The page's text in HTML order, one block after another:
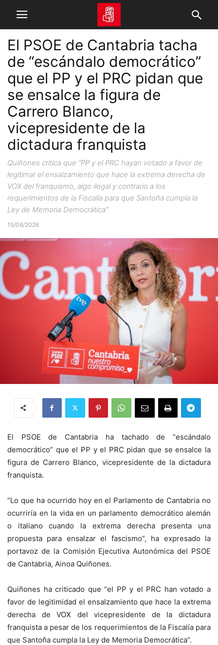
El PSOE de Cantabria tacha
de “escándalo democrático”
que el PP y el PRC pidan que
se ensalce la figura de
Carrero Blanco,
vicepresidente de la
dictadura franquista
Quiñones critica que “PP y el PRC hayan votado a favor de
legitimar el ensalzamiento que hace la extrema derecha de
VOX del franquismo, algo ilegal y contrario a los
requerimientos de la Fiscalía para que Santoña cumpla la
Ley de Memoria Democrática”
15/06/2026
El PSOE de Cantabria ha tachado de “escándalo
democrático” que el PP y el PRC pidan que se ensalce la
figura de Carrero Blanco, vicepresidente de la dictadura
franquista.
“Lo que ha ocurrido hoy en el Parlamento de Cantabria no
ocurriría en la vida en un parlamento democrático alemán
o italiano cuando la extrema derecha presenta una
propuesta para ensalzar el fascismo”, ha expresado la
portavoz de la Comisión Ejecutiva Autonómica del PSOE
de Cantabria, Ainoa Quiñones.
Quiñones ha criticado que “el PP y el PRC han votado a
favor de legitimidad el ensalzamiento que hace la extrema
derecha de VOX del vicepresidente de la dictadura
franquista a pesar de los requerimientos de la Fiscalía para
que Santoña cumpla la Ley de Memoria Democrática”.